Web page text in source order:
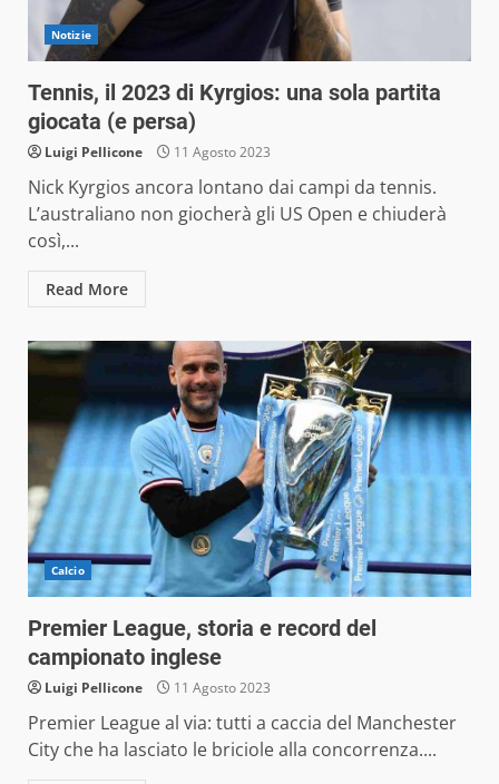
Notizie
Tennis, il 2023 di Kyrgios: una sola partita
giocata (e persa)
Luigi Pellicone 11 Agosto 2023
Nick Kyrgios ancora lontano dai campi da tennis.
L’australiano non giocherà gli US Open e chiuderà
così,...
Read More
Calcio
Premier League, storia e record del
campionato inglese
Luigi Pellicone 11 Agosto 2023
Premier League al via: tutti a caccia del Manchester
City che ha lasciato le briciole alla concorrenza....